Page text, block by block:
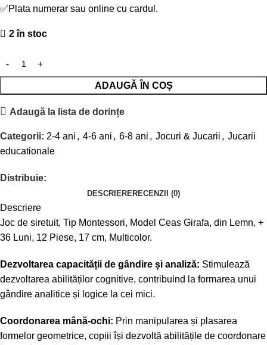
✅Plata numerar sau online cu cardul.
2 în stoc
ADAUGĂ ÎN COȘ
Adaugă la lista de dorințe
Categorii: 2-4 ani , 4-6 ani , 6-8 ani , Jocuri & Jucarii , Jucarii
educationale
Distribuie:
DESCRIERERECENZII (0)
Descriere
Joc de siretuit, Tip Montessori, Model Ceas Girafa, din Lemn, +
36 Luni, 12 Piese, 17 cm, Multicolor.
Dezvoltarea capacității de gândire și analiză: Stimulează
dezvoltarea abilităților cognitive, contribuind la formarea unui
gândire analitice și logice la cei mici.
Coordonarea mână-ochi: Prin manipularea și plasarea
formelor geometrice, copiii își dezvoltă abilitățile de coordonare